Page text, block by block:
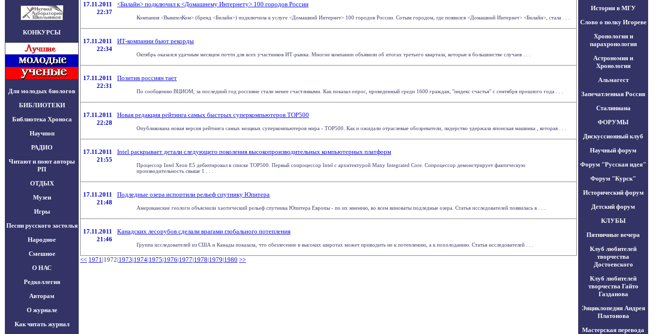
КОНКУРСЫ
Для молодых биологов
БИБЛИОТЕКИ
Библиотека Хроноса
Научпоп
РАДИО
Читают и поют авторы
РП
ОТДЫХ
Музеи
Игры
Песни русского застолья
Народное
Смешное
О НАС
Редколлегия
Авторам
О журнале
Как читать журнал
17.11.2011
22:37
<Билайн> подключил к <Домашнему Интернету> 100 городов России
Компания <ВымпелКом> (бренд <Билайн>) подключила к услуге <Домашний Интернет> 100 городов России. Сотым городом, где появился <Домашний Интернет> <Билайн>, стала . . .
17.11.2011
22:34
ИТ-компании бьют рекорды
Октябрь оказался удачным месяцем почти для всех участников ИТ-рынка. Многие компании объявили об итогах третьего квартала, которые в большинстве случаев . . .
17.11.2011
22:31
Позитив россиян тает
По сообщению ВЦИОМ, за последний год россияне стали менее счастливыми. Как показал опрос, проведенный среди 1600 граждан, "индекс счастья" с сентября прошлого года . . .
17.11.2011
22:28
Новая редакция рейтинга самых быстрых суперкомпьютеров TOP500
Опубликована новая версия рейтинга самых мощных суперкомпьютеров мира - TOP500. Как и ожидали отраслевые обозреватели, лидерство удержала японская машинка , которая . . .
17.11.2011
21:55
Intel раскрывает детали следующего поколения высокопроизводительных компьютерных платформ
Процессор Intel Xeon E5 дебютировал в списке TOP500. Первый сопроцессор Intel с архитектурой Many Integrated Core. Сопроцессор демонстрирует фактическую
производительность свыше 1 . . .
17.11.2011
21:48
Подледные озера испортили рельеф спутнику Юпитера
Американские геологи объяснили хаотический рельеф спутника Юпитера Европы - по их мнению, во всем виноваты подледные озера. Статья исследователей появилась в . . .
17.11.2011
21:46
Канадских лесорубов сделали врагами глобального потепления
Группа исследователей из США и Канады показала, что обезлесение в высоких широтах может приводить не к потеплению, а к похолоданию. Статья исследователей . . .
<< 1971|1972|1973|1974|1975|1976|1977|1978|1979|1980 >>
История в МГУ
Слово о полку Игореве
Хронология и
парахронология
Астрономия и
Хронология
Альмагест
Запечатленная Россия
Сталиниана
ФОРУМЫ
Дискуссионный клуб
Научный форум
Форум "Русская идея"
Форум "Курск"
Исторический форум
Детский форум
КЛУБЫ
Пятничные вечера
Клуб любителей
творчества
Достоевского
Клуб любителей
творчества Гайто
Газданова
Энциклопедия Андрея
Платонова
Мастерская перевода